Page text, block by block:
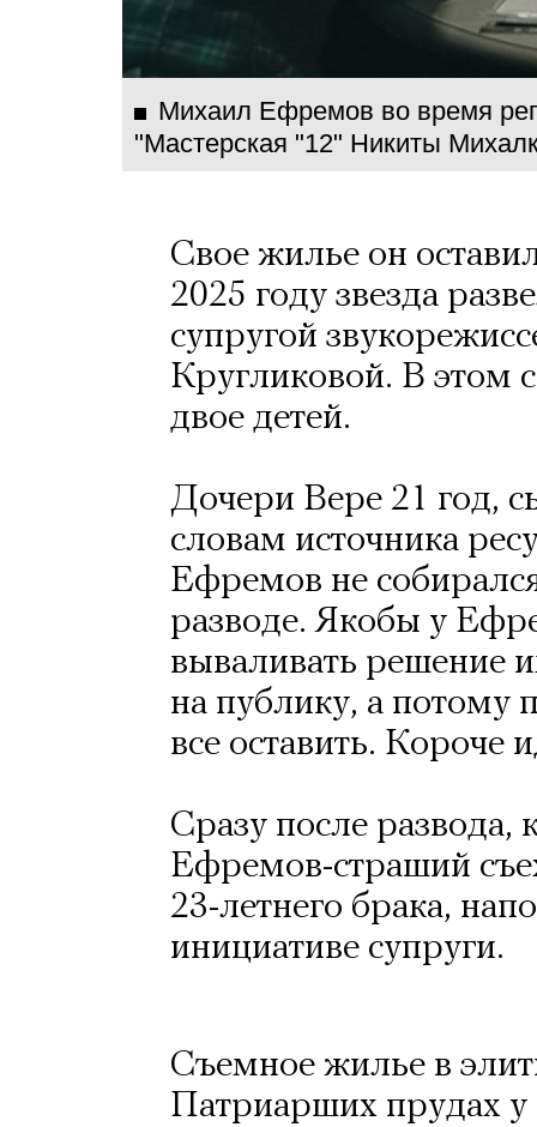
Михаил Ефремов во время
"Мастерская "12" Никиты
Свое жилье он
2025 году звезда
супругой
Кругликовой. В этом
двое детей.
Дочери Вере 21 год,
словам источника
Ефремов не
разводе. Якобы у
вываливать решение
на публику, а потому
все оставить. Короче
Сразу после развода,
Ефремов-страший
23-летнего брака,
инициативе супруги.
Съемное жилье в
Патриарших прудах